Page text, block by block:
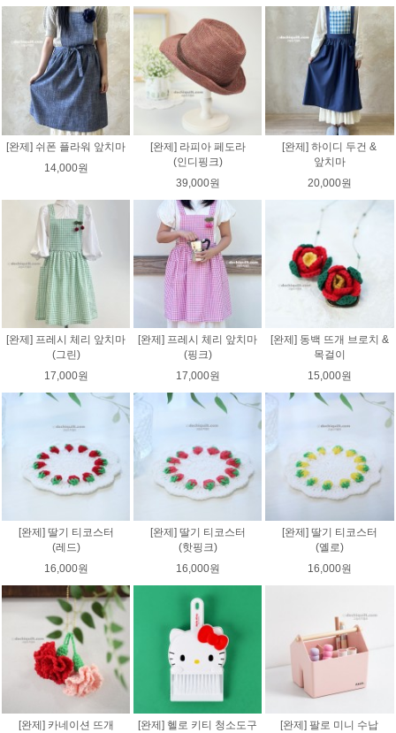
[완제] 쉬폰 플라워 앞치마
14,000원
[완제] 라피아 페도라
(인디핑크)
39,000원
[완제] 하이디 두건 &
앞치마
20,000원
[완제] 프레시 체리 앞치마
(그린)
17,000원
[완제] 프레시 체리 앞치마
(핑크)
17,000원
[완제] 동백 뜨개 브로치 &
목걸이
15,000원
[완제] 딸기 티코스터
(레드)
16,000원
[완제] 딸기 티코스터
(핫핑크)
16,000원
[완제] 딸기 티코스터
(옐로)
16,000원
[완제] 카네이션 뜨개
[완제] 헬로 키티 청소도구
[완제] 팔로 미니 수납